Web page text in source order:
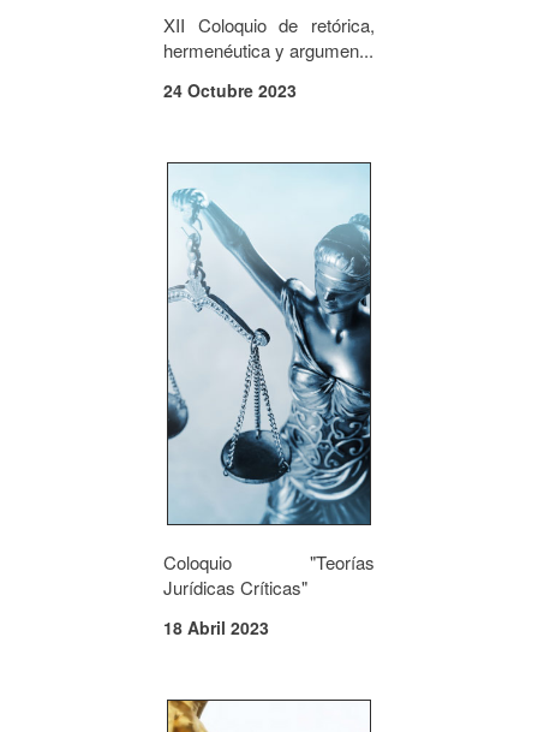
XII Coloquio de retórica,
hermenéutica y argumen...
24 Octubre 2023
Coloquio "Teorías
Jurídicas Críticas"
18 Abril 2023